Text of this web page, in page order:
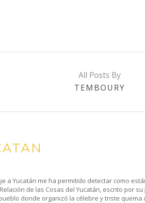
All Posts By
TEMBOURY
a Yucatán me ha permitido detectar como
de las Cosas del Yucatán, escrito por
donde organizó la célebre y triste quema